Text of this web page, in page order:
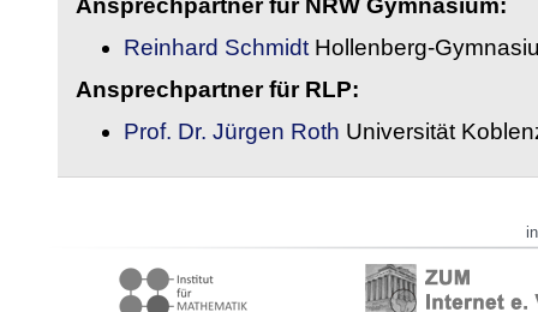
Ansprechpartner für NRW Gymnasium:
Reinhard Schmidt Hollenberg-
Ansprechpartner für RLP:
Prof. Dr. Jürgen Roth Universität